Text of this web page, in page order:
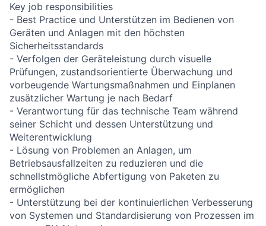
Key job responsibilities
- Best Practice und Unterstützen im Bedienen von
Geräten und Anlagen mit den höchsten
Sicherheitsstandards
- Verfolgen der Geräteleistung durch visuelle
Prüfungen, zustandsorientierte Überwachung und
vorbeugende Wartungsmaßnahmen und Einplanen
zusätzlicher Wartung je nach Bedarf
- Verantwortung für das technische Team während
seiner Schicht und dessen Unterstützung und
Weiterentwicklung
- Lösung von Problemen an Anlagen, um
Betriebsausfallzeiten zu reduzieren und die
schnellstmögliche Abfertigung von Paketen zu
ermöglichen
- Unterstützung bei der kontinuierlichen Verbesserung
von Systemen und Standardisierung von Prozessen im